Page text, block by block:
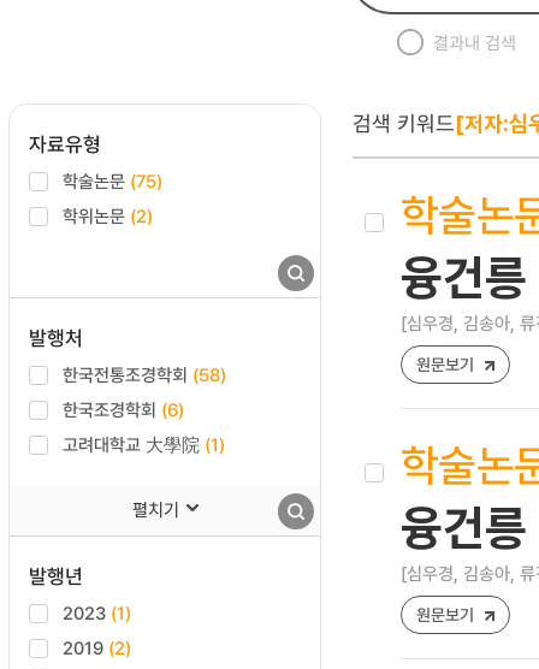
결과내 검색
자료유형
학술논문 (75)
학위논문 (2)
발행처
한국전통조경학회 (58)
한국조경학회 (6)
고려대학교 大學院 (1)
펼치기
발행년
2023 (1)
2019 (2)
검색 키워드[저자:심
학술논
융건
[심우경, 김송아,
원문보기
학술논
융건
[심우경, 김송아,
원문보기